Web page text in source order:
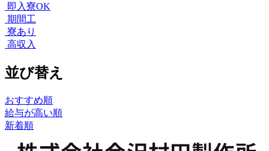
即入寮OK
期間工
寮あり
高収入
並び替え
おすすめ順
給与が高い順
新着順